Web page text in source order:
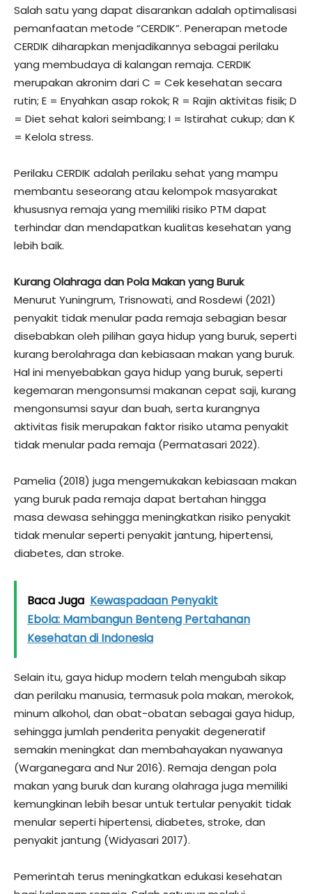
Salah satu yang dapat disarankan adalah optimalisasi
pemanfaatan metode “CERDIK”. Penerapan metode
CERDIK diharapkan menjadikannya sebagai perilaku
yang membudaya di kalangan remaja. CERDIK
merupakan akronim dari C = Cek kesehatan secara
rutin; E = Enyahkan asap rokok; R = Rajin aktivitas fisik; D
= Diet sehat kalori seimbang; I = Istirahat cukup; dan K
= Kelola stress.
Perilaku CERDIK adalah perilaku sehat yang mampu
membantu seseorang atau kelompok masyarakat
khususnya remaja yang memiliki risiko PTM dapat
terhindar dan mendapatkan kualitas kesehatan yang
lebih baik.
Kurang Olahraga dan Pola Makan yang Buruk
Menurut Yuningrum, Trisnowati, and Rosdewi (2021)
penyakit tidak menular pada remaja sebagian besar
disebabkan oleh pilihan gaya hidup yang buruk, seperti
kurang berolahraga dan kebiasaan makan yang buruk.
Hal ini menyebabkan gaya hidup yang buruk, seperti
kegemaran mengonsumsi makanan cepat saji, kurang
mengonsumsi sayur dan buah, serta kurangnya
aktivitas fisik merupakan faktor risiko utama penyakit
tidak menular pada remaja (Permatasari 2022).
Pamelia (2018) juga mengemukakan kebiasaan makan
yang buruk pada remaja dapat bertahan hingga
masa dewasa sehingga meningkatkan risiko penyakit
tidak menular seperti penyakit jantung, hipertensi,
diabetes, dan stroke.
Baca Juga Kewaspadaan Penyakit
Ebola: Mambangun Benteng Pertahanan
Kesehatan di Indonesia
Selain itu, gaya hidup modern telah mengubah sikap
dan perilaku manusia, termasuk pola makan, merokok,
minum alkohol, dan obat-obatan sebagai gaya hidup,
sehingga jumlah penderita penyakit degeneratif
semakin meningkat dan membahayakan nyawanya
(Warganegara and Nur 2016). Remaja dengan pola
makan yang buruk dan kurang olahraga juga memiliki
kemungkinan lebih besar untuk tertular penyakit tidak
menular seperti hipertensi, diabetes, stroke, dan
penyakit jantung (Widyasari 2017).
Pemerintah terus meningkatkan edukasi kesehatan